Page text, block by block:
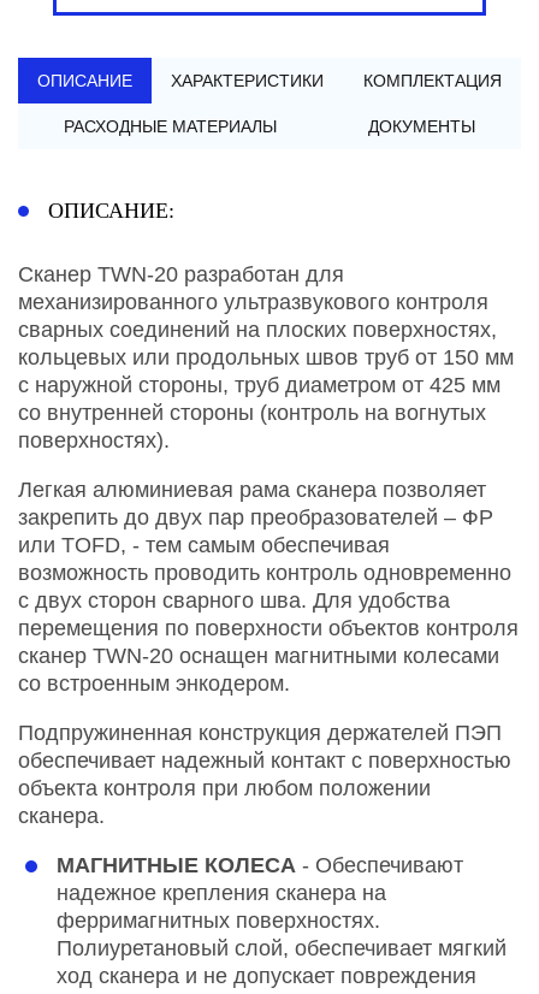
ОПИСАНИЕ ХАРАКТЕРИСТИКИ КОМПЛЕКТАЦИЯ
РАСХОДНЫЕ МАТЕРИАЛЫ ДОКУМЕНТЫ
ОПИСАНИЕ:
Сканер TWN-20 разработан для
механизированного ультразвукового контроля
сварных соединений на плоских поверхностях,
кольцевых или продольных швов труб от 150 мм
с наружной стороны, труб диаметром от 425 мм
со внутренней стороны (контроль на вогнутых
поверхностях).
Легкая алюминиевая рама сканера позволяет
закрепить до двух пар преобразователей – ФР
или TOFD, - тем самым обеспечивая
возможность проводить контроль одновременно
с двух сторон сварного шва. Для удобства
перемещения по поверхности объектов контроля
сканер TWN-20 оснащен магнитными колесами
со встроенным энкодером.
Подпружиненная конструкция держателей ПЭП
обеспечивает надежный контакт с поверхностью
объекта контроля при любом положении
сканера.
МАГНИТНЫЕ КОЛЕСА - Обеспечивают
надежное крепления сканера на
ферримагнитных поверхностях.
Полиуретановый слой, обеспечивает мягкий
ход сканера и не допускает повреждения